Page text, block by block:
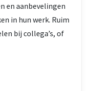
en aanbevelingen
in hun werk. Ruim
bij collega’s, of